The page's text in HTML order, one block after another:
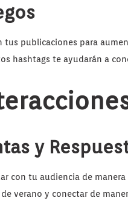
tus publicaciones para
hashtags te ayudarán a
y
con tu audiencia de
verano y conectar de